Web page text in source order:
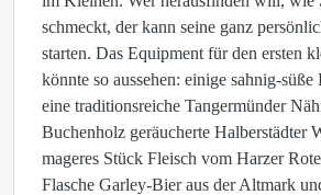
schmeckt, der kann seine ganz
starten. Das Equipment für den ersten
könnte so aussehen: einige sahnig-
eine traditionsreiche Tangermünder
Buchenholz geräucherte Halberstädter
mageres Stück Fleisch vom Harzer
Flasche Garley-Bier aus der Altmark